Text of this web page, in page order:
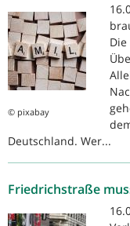
© pixabay
Deutschland. Wer...
Friedrichstraße